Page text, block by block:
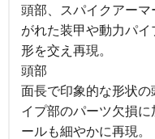
頭部、スパイクアー
がれた装甲や動力パ
形を交え再現。
頭部
面長で印象的な形状
イプ部のパーツ欠損
ールも細やかに再現。